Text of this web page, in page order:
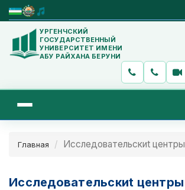
УРГЕНЧСКИЙ
ГОСУДАРСТВЕННЫЙ
УНИВЕРСИТЕТ ИМЕНИ
АБУ РАЙХАНА БЕРУНИ
Главная Исследовательскиt центры
Исследовательскиt центры